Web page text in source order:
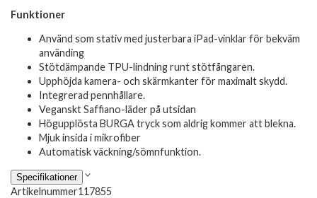
Funktioner
Använd som stativ med justerbara iPad-vinklar för bekväm
använding
Stötdämpande TPU-lindning runt stötfångaren.
Upphöjda kamera- och skärmkanter för maximalt skydd.
Integrerad pennhållare.
Veganskt Saffiano-läder på utsidan
Högupplösta BURGA tryck som aldrig kommer att blekna.
Mjuk insida i mikrofiber
Automatisk väckning/sömnfunktion.
Specifikationer
Artikelnummer117855